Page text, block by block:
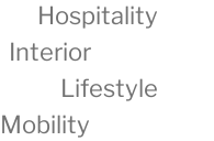
Hospitality
Interior
Lifestyle
Mobility